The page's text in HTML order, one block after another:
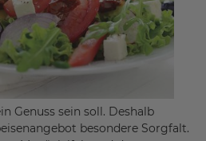
Genuss sein soll. Deshalb
besondere Sorgfalt.